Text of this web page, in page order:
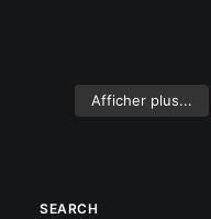
Afficher plus...
SEARCH